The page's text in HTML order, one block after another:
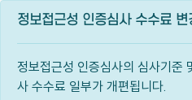
정보접근성 인증심사 수수료 변
정보접근성 인증심사의 심사기준
사 수수료 일부가 개편됩니다.